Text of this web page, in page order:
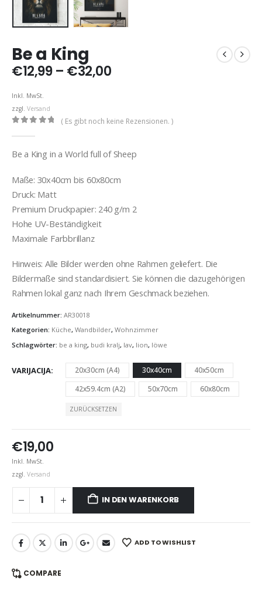
Be a King
€12,99 – €32,00Preisspanne:
Inkl. MwSt.
zzgl. Versand
( Es gibt noch keine Rezensionen. )
Be a King in a World full of Sheep
Maße: 30x40cm bis 60x80cm
Druck: Matt
Premium Druckpapier: 240 g/m 2
Hohe UV-Beständigkeit
Maximale Farbbrillanz
Hinweis: Alle Bilder werden ohne Rahmen geliefert. Die
Bildermaße sind standardisiert. Sie können die dazugehörigen
Rahmen lokal ganz nach Ihrem Geschmack beziehen.
Artikelnummer: AR30018
Kategorien: Küche, Wandbilder, Wohnzimmer
Schlagwörter: be a king, budi kralj, lav, lion, löwe
VARIJACIJA 20x30cm (A4) 30x40cm
40x50cm
42x59.4cm (A2)
50x70cm 60x80cm
ZURÜCKSETZEN
€19,00
Inkl. MwSt.
zzgl. Versand
IN DEN WARENKORB
ADD TO WISHLIST
COMPARE